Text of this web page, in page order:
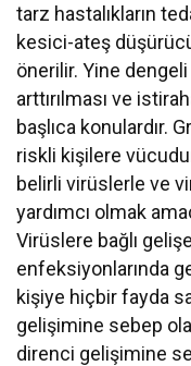
tarz hastalıkların
kesici-ateş
önerilir. Yine
arttırılması ve
başlıca konulardır.
riskli kişilere
belirli virüslerle ve
yardımcı olmak
Virüslere bağlı
enfeksiyonlarında
kişiye hiçbir fayda
gelişimine sebep
direnci gelişimine